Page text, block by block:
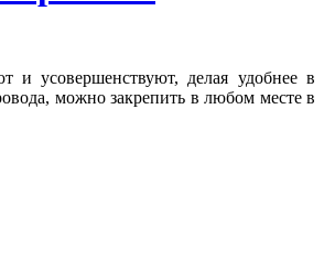
и усовершенствуют, делая удобнее в
можно закрепить в любом месте в